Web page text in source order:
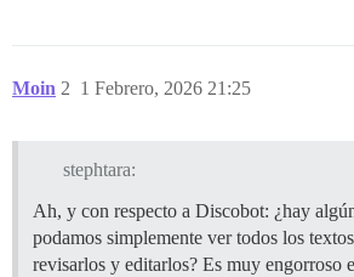
Moin 1 Febrero, 2026 21:25
2
stephtara:
Ah, y con respecto a Discobot: ¿hay
podamos simplemente ver todos los
revisarlos y editarlos? Es muy engorroso